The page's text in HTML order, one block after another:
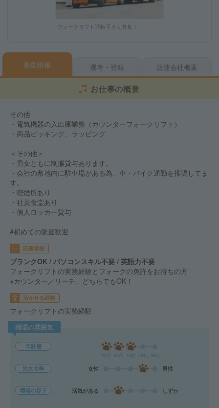
フォークリフト運転手さん募集！
募集情報 選考・登録 派遣会社概要
お仕事の概要
その他
・電気機器の入出庫業務（カウンターフォークリフト）
・商品ピッキング、ラッピング
＜その他＞
・男女ともに制服貸与あります。
・会社の敷地内に駐車場がある為、車・バイク通勤を推奨してま
す。
・喫煙所あり
・社員食堂あり
・個人ロッカー貸与
#初めての派遣歓迎
応募資格
ブランクOK / パソコンスキル不要 / 英語力不要
フォークリフトの実務経験とフォークの免許をお持ちの方
※カウンター／リーチ、どちらでもOK！
活かせる経験
フォークリフトの実務経験
職場の雰囲気
年齢層
男女比率 女性 男性
職場の様子 活気がある しずか